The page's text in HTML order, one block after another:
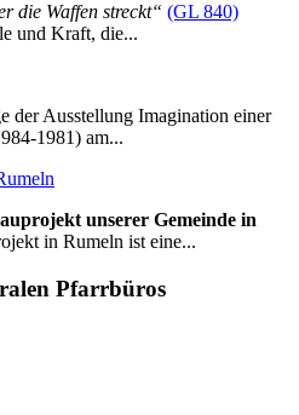
die Waffen streckt“ (GL 840)
und Kraft, die...
der Ausstellung Imagination einer
1981) am...
unserer Gemeinde in
in Rumeln ist eine...
Pfarrbüros